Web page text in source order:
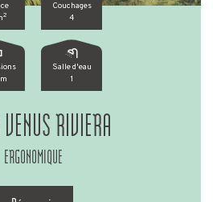
2
Couchages
4
Salle d'eau
1
RIVIERA
ERGONOMIQUE